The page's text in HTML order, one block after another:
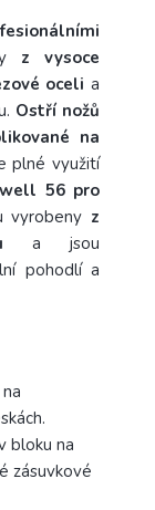
z vysoce
oceli a
Ostří nožů
na
plné využití
56 pro
vyrobeny z
a jsou
pohodlí a
bloku na
zásuvkové